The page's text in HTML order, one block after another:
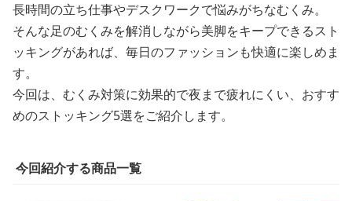
長時間の立ち仕事やデスクワークで悩みがちなむくみ。
そんな足のむくみを解消しながら美脚をキープできるスト
ッキングがあれば、毎日のファッションも快適に楽しめま
す。
今回は、むくみ対策に効果的で夜まで疲れにくい、おすす
めのストッキング5選をご紹介します。
今回紹介する商品一覧